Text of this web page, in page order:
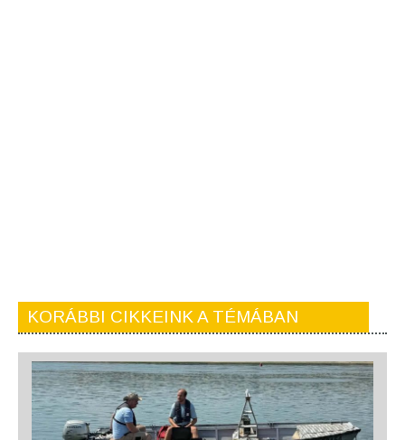
KORÁBBI CIKKEINK A TÉMÁBAN